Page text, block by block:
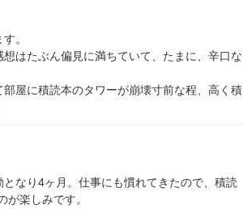
。
はたぶん偏見に満ちていて、たまに、辛口な
屋に積読本のタワーが崩壊寸前な程、高く積
なり4ヶ月。仕事にも慣れてきたので、積読
が楽しみです。